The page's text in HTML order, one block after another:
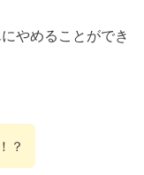
やめることができ
？